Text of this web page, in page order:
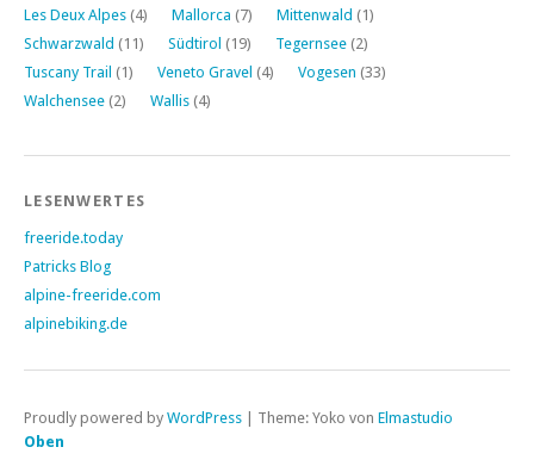
Les Deux Alpes (4) Mallorca (7) Mittenwald (1)
Schwarzwald (11) Südtirol (19) Tegernsee (2)
Tuscany Trail (1) Veneto Gravel (4) Vogesen (33)
Walchensee (2) Wallis (4)
LESENWERTES
freeride.today
Patricks Blog
alpine-freeride.com
alpinebiking.de
Proudly powered by WordPress Theme: Yoko von Elmastudio
Oben